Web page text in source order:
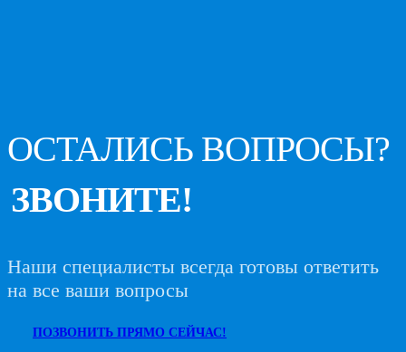
ОСТАЛИСЬ ВОПРОСЫ?
ЗВОНИТЕ!
Наши специалисты всегда готовы ответить
на все ваши вопросы
ПОЗВОНИТЬ ПРЯМО СЕЙЧАС!